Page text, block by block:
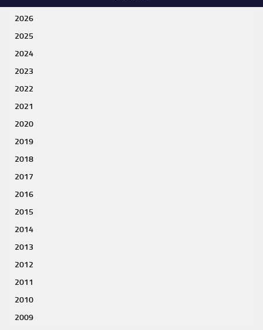
2026
2025
2024
2023
2022
2021
2020
2019
2018
2017
2016
2015
2014
2013
2012
2011
2010
2009